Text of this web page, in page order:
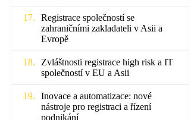
Registrace společností se
zahraničními zakladateli v Asii a
Evropě
Zvláštnosti registrace high risk a IT
společností v EU a Asii
Inovace a automatizace: nové
nástroje pro registraci a řízení
podnikání